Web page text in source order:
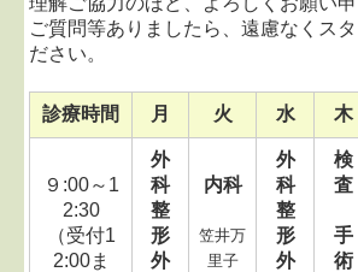
ご質問等ありましたら、遠慮なくス
ださい。
診療時間 月 火 水 木
９:00～1
2:30
（受付1
2:00ま
外
科
整
形
外
内科
笠井万
里子
外
科
整
形
外
検
査
手
術